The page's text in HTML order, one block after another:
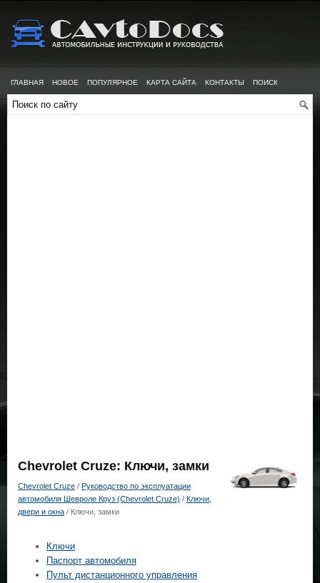
ГЛАВНАЯ НОВОЕ ПОПУЛЯРНОЕ КАРТА САЙТА КОНТАКТЫ ПОИСК
Chevrolet Cruze: Ключи, замки
Chevrolet Cruze / Руководство по эксплуатации
автомобиля Шевроле Круз (Chevrolet Cruze) / Ключи,
двери и окна / Ключи, замки
Ключи
Паспорт автомобиля
Пульт дистанционного управления